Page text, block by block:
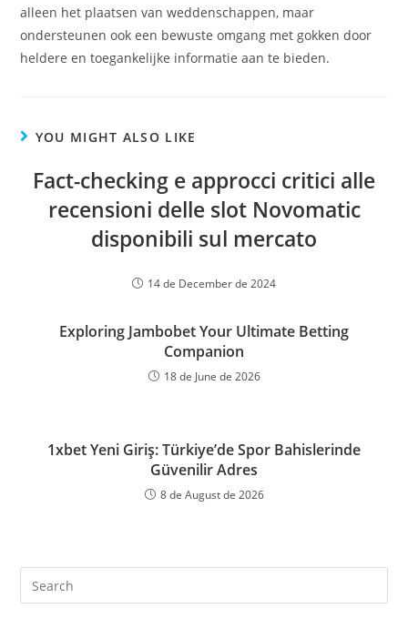
alleen het plaatsen van weddenschappen, maar
ondersteunen ook een bewuste omgang met gokken door
heldere en toegankelijke informatie aan te bieden.
YOU MIGHT ALSO LIKE
Fact-checking e approcci critici alle
recensioni delle slot Novomatic
disponibili sul mercato
14 de December de 2024
Exploring Jambobet Your Ultimate Betting
Companion
18 de June de 2026
1xbet Yeni Giriş: Türkiye’de Spor Bahislerinde
Güvenilir Adres
8 de August de 2026